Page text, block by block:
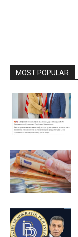
MOST POPULAR